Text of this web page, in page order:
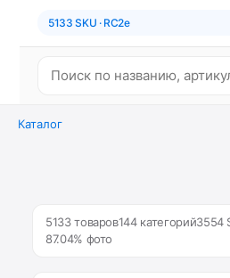
5133 SKU · RC2e
Каталог
5133 товаров144 категорий3554
87.04% фото